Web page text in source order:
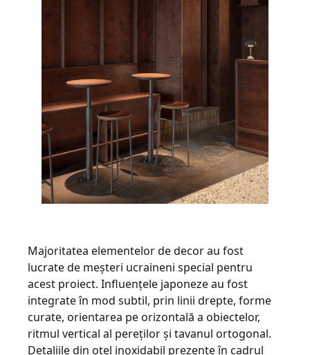
Majoritatea elementelor de decor au fost
lucrate de meșteri ucraineni special pentru
acest proiect. Influențele japoneze au fost
integrate în mod subtil, prin linii drepte, forme
curate, orientarea pe orizontală a obiectelor,
ritmul vertical al pereților și tavanul ortogonal.
Detaliile din oțel inoxidabil prezente în cadrul